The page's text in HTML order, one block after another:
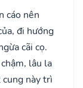
cáo nên
đi hướng
cãi cọ.
lâu la
cung này trì